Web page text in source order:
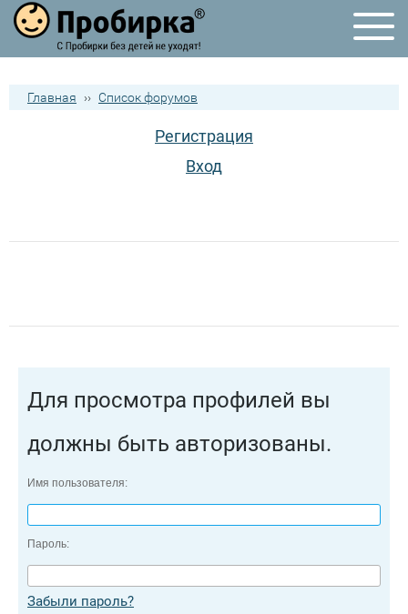
Главная ›› Список форумов
Регистрация
Вход
Для просмотра профилей вы
должны быть авторизованы.
Имя пользователя:
Пароль:
Забыли пароль?